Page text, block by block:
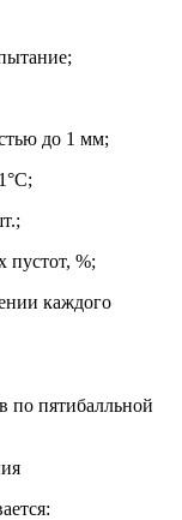
до 1 мм;
пустот, %;
каждого
по пятибалльной